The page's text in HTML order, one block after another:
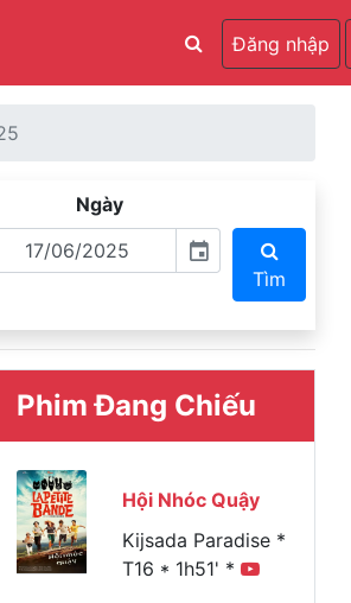
Đăng nhập
Ngày
event
Tìm
Phim Đang Chiếu
Hội Nhóc Quậy
Kijsada Paradise *
T16 * 1h51' *